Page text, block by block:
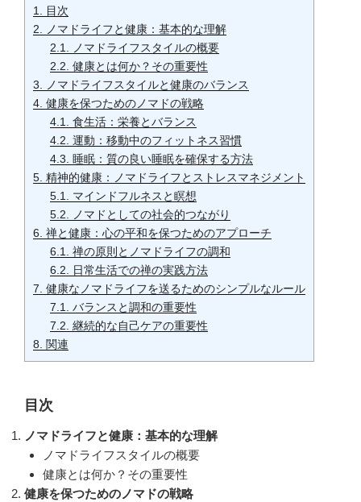
1.
目次
2.
ノマドライフと健康：基本的な理解
2.1.
ノマドライフスタイルの概要
2.2. 健康とは何か？その重要性
3.
ノマドライフスタイルと健康のバランス
4. 健康を保つためのノマドの戦略
4.1.
食生活：栄養とバランス
4.2. 運動：移動中のフィットネス習慣
4.3. 睡眠：質の良い睡眠を確保する方法
5. 精神的健康：ノマドライフとストレスマネジメント
5.1.
マインドフルネスと瞑想
5.2.
ノマドとしての社会的つながり
6. 禅と健康：心の平和を保つためのアプローチ
6.1.
禅の原則とノマドライフの調和
6.2.
日常生活での禅の実践方法
7. 健康なノマドライフを送るためのシンプルなルール
7.1.
バランスと調和の重要性
7.2. 継続的な自己ケアの重要性
8. 関連
目次
ノマドライフと健康：基本的な理解
ノマドライフスタイルの概要
健康とは何か？その重要性
健康を保つためのノマドの戦略